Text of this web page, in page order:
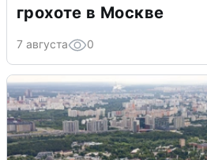
грохоте в Москве
7 августа 0